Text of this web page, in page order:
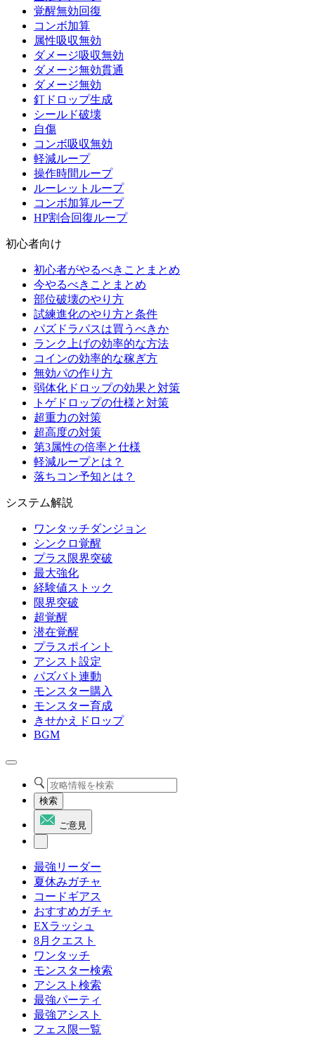
覚醒無効回復
コンボ加算
属性吸収無効
ダメージ吸収無効
ダメージ無効貫通
ダメージ無効
釘ドロップ生成
シールド破壊
自傷
コンボ吸収無効
軽減ループ
操作時間ループ
ルーレットループ
コンボ加算ループ
HP割合回復ループ
初心者向け
初心者がやるべきことまとめ
今やるべきことまとめ
部位破壊のやり方
試練進化のやり方と条件
パズドラパスは買うべきか
ランク上げの効率的な方法
コインの効率的な稼ぎ方
無効パの作り方
弱体化ドロップの効果と対策
トゲドロップの仕様と対策
超重力の対策
超高度の対策
第3属性の倍率と仕様
軽減ループとは？
落ちコン予知とは？
システム解説
ワンタッチダンジョン
シンクロ覚醒
プラス限界突破
最大強化
経験値ストック
限界突破
超覚醒
潜在覚醒
プラスポイント
アシスト設定
パズバト連動
モンスター購入
モンスター育成
きせかえドロップ
BGM
検索
ご意見
最強リーダー
夏休みガチャ
コードギアス
おすすめガチャ
EXラッシュ
8月クエスト
ワンタッチ
モンスター検索
アシスト検索
最強パーティ
最強アシスト
フェス限一覧